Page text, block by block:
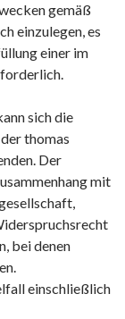
gemäß
einzulegen, es
einer im
sich die
thomas
Der
mit
bei denen
einschließlich